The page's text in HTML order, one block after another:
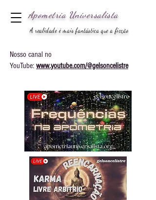
Apometria Universalista
A realidade é mais fantástica que a ficção
Nosso canal no
YouTube: www.youtube.com/@gelsoncelistre